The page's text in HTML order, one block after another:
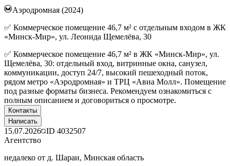
Аэродромная (2024)
✅ Коммерческое помещение 46,7 м² с отдельным входом в ЖК
«Минск-Мир», ул. Леонида Щемелёва, 30
✅ Коммерческое помещение 46,7 м² в ЖК «Минск-Мир», ул.
Щемелёва, 30: отдельный вход, витринные окна, санузел,
коммуникации, доступ 24/7, высокий пешеходный поток,
рядом метро «Аэродромная» и ТРЦ «Авиа Молл». Помещение
под разные форматы бизнеса. Рекомендуем ознакомиться с
полным описанием и договориться о просмотре.
Контакты
Написать
15.07.2026 ID 4032507
Агентство
недалеко от д. Шараи, Минская область